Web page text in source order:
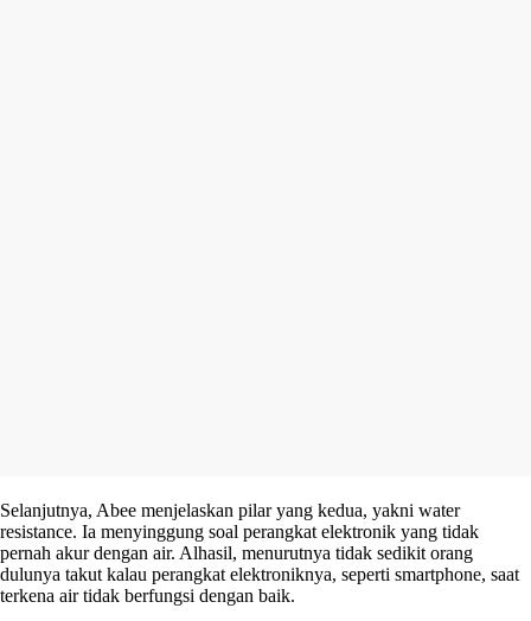
Selanjutnya, Abee menjelaskan pilar yang kedua, yakni water
resistance. Ia menyinggung soal perangkat elektronik yang tidak
pernah akur dengan air. Alhasil, menurutnya tidak sedikit orang
dulunya takut kalau perangkat elektroniknya, seperti smartphone, saat
terkena air tidak berfungsi dengan baik.